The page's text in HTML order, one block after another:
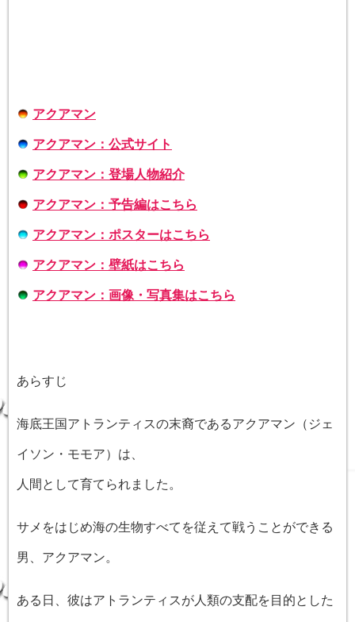
アクアマン
アクアマン：公式サイト
アクアマン：登場人物紹介
アクアマン：予告編はこちら
アクアマン：ポスターはこちら
アクアマン：壁紙はこちら
アクアマン：画像・写真集はこちら
あらすじ
海底王国アトランティスの末裔であるアクアマン（ジェ
イソン・モモア）は、
人間として育てられました。
サメをはじめ海の生物すべてを従えて戦うことができる
男、アクアマン。
ある日、彼はアトランティスが人類の支配を目的とした